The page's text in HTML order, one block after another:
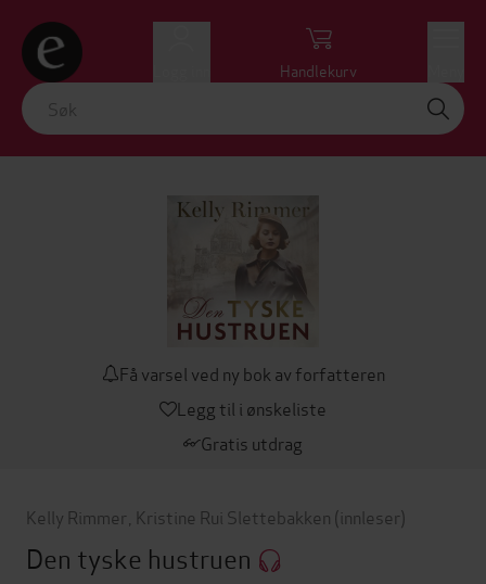
Handlekurv
Få varsel ved ny bok av forfatteren
Legg til i ønskeliste
Gratis utdrag
Kelly Rimmer Kristine Rui Slettebakken (innleser)
Den tyske hustruen